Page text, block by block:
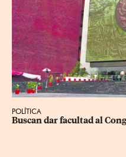
POLÍTICA
Buscan dar facultad al